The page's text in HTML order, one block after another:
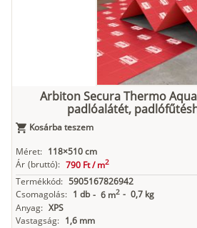
Arbiton Secura Thermo
padlóalátét,
Kosárba teszem
Méret: 118×510 cm
Ár (bruttó): 790 Ft /m2
Termékkód: 5905167826942
Csomagolás: 1 db - 6 m2 - 0,7 kg
Anyag: XPS
Vastagság: 1,6 mm